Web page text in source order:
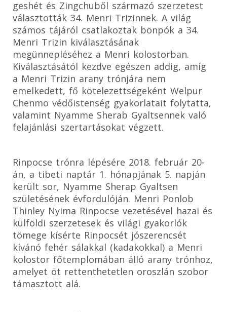
geshét és Zingchuből származó szerzetest
választották 34. Menri Trizinnek. A világ
számos tájáról csatlakoztak bönpók a 34.
Menri Trizin kiválasztásának
megünnepléséhez a Menri kolostorban.
Kiválasztásától kezdve egészen addig, amíg
a Menri Trizin arany trónjára nem
emelkedett, fő kötelezettségeként Welpur
Chenmo védőistenség gyakorlatait folytatta,
valamint Nyamme Sherab Gyaltsennek való
felajánlási szertartásokat végzett.
Rinpocse trónra lépésére 2018. február 20-
án, a tibeti naptár 1. hónapjának 5. napján
került sor, Nyamme Sherap Gyaltsen
születésének évfordulóján. Menri Ponlob
Thinley Nyima Rinpocse vezetésével hazai és
külföldi szerzetesek és világi gyakorlók
tömege kísérte Rinpocsét jószerencsét
kívánó fehér sálakkal (kadakokkal) a Menri
kolostor főtemplomában álló arany trónhoz,
amelyet öt rettenthetetlen oroszlán szobor
támasztott alá.